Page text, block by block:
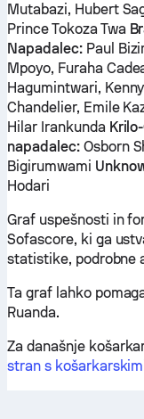
Mutabazi, Hubert
Prince Tokoza Twa
Napadalec:Paul
Mpoyo, Furaha
Hagumintwari,
Chandelier, Emile
Hilar Irankunda
napadalec:Osborn
Bigirumwami
Hodari
Graf uspešnosti in
Sofascore, ki ga
statistike, podrobne
Ta graf lahko
Ruanda.
Za današnje
stran s